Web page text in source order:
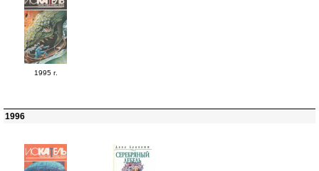
1995 г.
1996